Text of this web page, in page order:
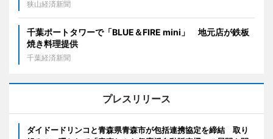
狭山経済新聞
千葉ポートタワーで「BLUE＆FIRE mini」 地元店が鉄板
焼き料理提供
千葉経済新聞
プレスリリース
ダイドードリンコと青森県青森市が包括連携協定を締結 取り